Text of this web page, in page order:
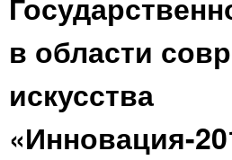
в области
искусства
«Инновация-